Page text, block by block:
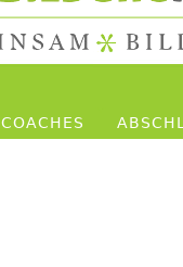
COACHES